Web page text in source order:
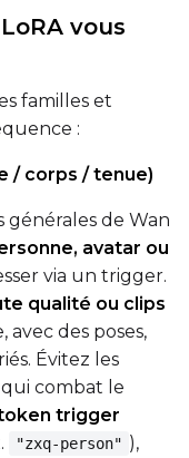
Scale
vous
familles et
:
/ corps / tenue)
générales de Wan
avatar ou
via un trigger.
qualité ou clips
avec des poses,
Évitez les
combat le
trigger
"zxq-person" ),